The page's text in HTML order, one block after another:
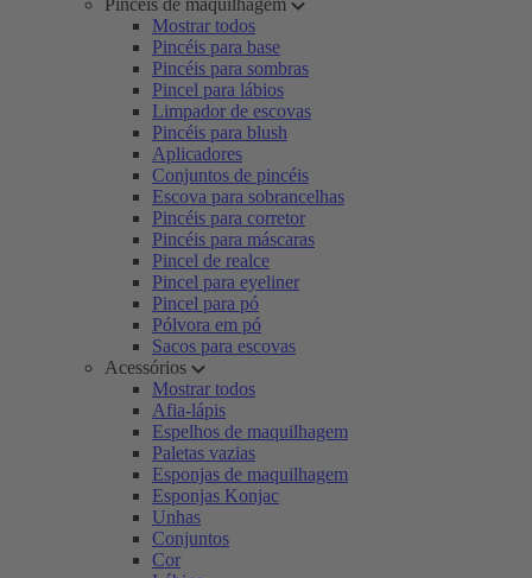
Pincéis de maquilhagem
Mostrar todos
Pincéis para base
Pincéis para sombras
Pincel para lábios
Limpador de escovas
Pincéis para blush
Aplicadores
Conjuntos de pincéis
Escova para sobrancelhas
Pincéis para corretor
Pincéis para máscaras
Pincel de realce
Pincel para eyeliner
Pincel para pó
Pólvora em pó
Sacos para escovas
Acessórios
Mostrar todos
Afia-lápis
Espelhos de maquilhagem
Paletas vazias
Esponjas de maquilhagem
Esponjas Konjac
Unhas
Conjuntos
Cor